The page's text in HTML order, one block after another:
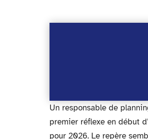
Un responsable de
premier réflexe en début
pour 2026. Le repère